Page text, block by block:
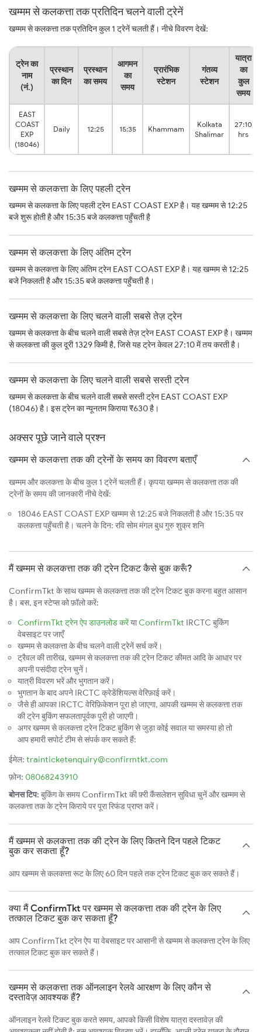
खम्मम से कलकत्ता तक प्रतिदिन चलने वाली ट्रेनें
खम्मम से कलकत्ता तक प्रतिदिन कुल 1 ट्रेनें चलती हैं। नीचे विवरण देखें:
ट्रेन का
नाम
(नं.)
प्रस्थान
का दिन
प्रस्थान
का समय
आगमन
का
समय
प्रारंभिक
स्टेशन
गंतव्य
स्टेशन
यात्रा
का
कुल
समय
EAST
COAST
EXP
(18046)
Daily 12:25 15:35 Khammam
Kolkata
Shalimar
27:10
hrs
खम्मम से कलकत्ता के लिए पहली ट्रेन
खम्मम से कलकत्ता के लिए पहली ट्रेन EAST COAST EXP है। यह खम्मम से 12:25
बजे शुरू होती है और 15:35 बजे कलकत्ता पहुँचती है
खम्मम से कलकत्ता के लिए अंतिम ट्रेन
खम्मम से कलकत्ता के लिए अंतिम ट्रेन EAST COAST EXP है। यह खम्मम से 12:25
बजे निकलती है और 15:35 बजे कलकत्ता पहुँचती है।
खम्मम से कलकत्ता के लिए चलने वाली सबसे तेज़ ट्रेन
खम्मम से कलकत्ता के बीच चलने वाली सबसे तेज़ ट्रेन EAST COAST EXP है। खम्मम
से कलकत्ता की कुल दूरी 1329 किमी है, जिसे यह ट्रेन केवल 27:10 में तय करती है।
खम्मम से कलकत्ता के लिए चलने वाली सबसे सस्ती ट्रेन
खम्मम से कलकत्ता के बीच चलने वाली सबसे सस्ती ट्रेन EAST COAST EXP
(18046) है। इस ट्रेन का न्यूनतम किराया ₹630 है।
अक्सर पूछे जाने वाले प्रश्न
खम्मम से कलकत्ता तक की ट्रेनों के समय का विवरण बताएँ
खम्मम और कलकत्ता के बीच कुल 1 ट्रेनें चलती हैं। कृपया खम्मम से कलकत्ता तक की
ट्रेनों के समय की जानकारी नीचे देखें:
18046 EAST COAST EXP खम्मम से 12:25 बजे निकलती है और 15:35 पर
कलकत्ता पहुँचती है। चलने के दिन: रवि सोम मंगल बुध गुरु शुक्र शनि
मैं खम्मम से कलकत्ता तक की ट्रेन टिकट कैसे बुक करूँ?
ConfirmTkt के साथ खम्मम से कलकत्ता तक की ट्रेन टिकट बुक करना बहुत आसान
है। बस, इन स्टेप्स को फ़ॉलो करें:
ConfirmTkt ट्रेन ऐप डाउनलोड करेंयाConfirmTkt IRCTC बुकिंग
वेबसाइट पर जाएँ
खम्मम से कलकत्ता के बीच चलने वाली ट्रेनें सर्च करें।
ट्रैवल की तारीख, खम्मम से कलकत्ता तक की ट्रेन टिकट कीमत आदि के आधार पर
अपनी पसंदीदा ट्रेन चुनें।
यात्री विवरण भरें और भुगतान करें।
भुगतान के बाद अपने IRCTC क्रेडेंशियल्स वेरिफ़ाई करें।
जैसे ही आपका IRCTC वेरिफ़िकेशन पूरा हो जाएगा, आपकी खम्मम से कलकत्ता तक
की ट्रेन बुकिंग सफलतापूर्वक पूरी हो जाएगी।
अगर खम्मम से कलकत्ता ट्रेन टिकट बुकिंग से जुड़ा कोई सवाल या समस्या हो तो
आप हमारी सपोर्ट टीम से संपर्क कर सकते हैं:
ईमेल: trainticketenquiry@confirmtkt.com
फ़ोन: 08068243910
बोनस टिप: बुकिंग के समय ConfirmTkt की फ़्री कैंसलेशन सुविधा चुनें और खम्मम से
कलकत्ता तक के ट्रेन किराये पर पूरा रिफंड प्राप्त करें।
मैं खम्मम से कलकत्ता तक की ट्रेन के लिए कितने दिन पहले टिकट
बुक कर सकता हूँ?
आप खम्मम से कलकत्ता रूट के लिए 60 दिन पहले तक ट्रेन टिकट बुक कर सकते हैं।
क्या मैं ConfirmTkt पर खम्मम से कलकत्ता तक की ट्रेन के लिए
तत्काल टिकट बुक कर सकता हूँ?
आप ConfirmTkt ट्रेन ऐप या वेबसाइट पर आसानी से खम्मम से कलकत्ता ट्रेन के लिए
तत्काल टिकट बुक कर सकते हैं।
खम्मम से कलकत्ता तक ऑनलाइन रेलवे आरक्षण के लिए कौन से
दस्तावेज़ आवश्यक हैं?
ऑनलाइन रेलवे टिकट बुक करते समय, आपको किसी विशेष यात्रा दस्तावेज़ की